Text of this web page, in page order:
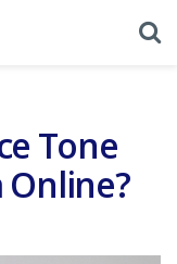
Tone
Online?